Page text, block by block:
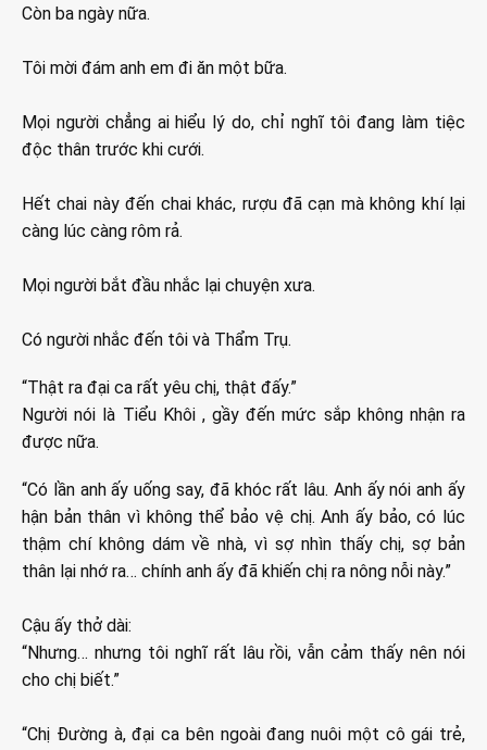
Còn ba ngày nữa.
Tôi mời đám anh em đi ăn một bữa.
Mọi người chẳng ai hiểu lý do, chỉ nghĩ tôi đang làm tiệc
độc thân trước khi cưới.
Hết chai này đến chai khác, rượu đã cạn mà không khí lại
càng lúc càng rôm rả.
Mọi người bắt đầu nhắc lại chuyện xưa.
Có người nhắc đến tôi và Thẩm Trụ.
“Thật ra đại ca rất yêu chị, thật đấy.”
Người nói là Tiểu Khôi , gầy đến mức sắp không nhận ra
được nữa.
“Có lần anh ấy uống say, đã khóc rất lâu. Anh ấy nói anh ấy
hận bản thân vì không thể bảo vệ chị. Anh ấy bảo, có lúc
thậm chí không dám về nhà, vì sợ nhìn thấy chị, sợ bản
thân lại nhớ ra… chính anh ấy đã khiến chị ra nông nỗi này.”
Cậu ấy thở dài:
“Nhưng… nhưng tôi nghĩ rất lâu rồi, vẫn cảm thấy nên nói
cho chị biết.”
“Chị Đường à, đại ca bên ngoài đang nuôi một cô gái trẻ,